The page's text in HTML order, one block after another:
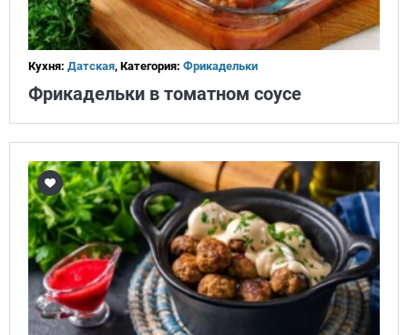
Кухня: Датская, Категория: Фрикадельки
Фрикадельки в томатном соусе